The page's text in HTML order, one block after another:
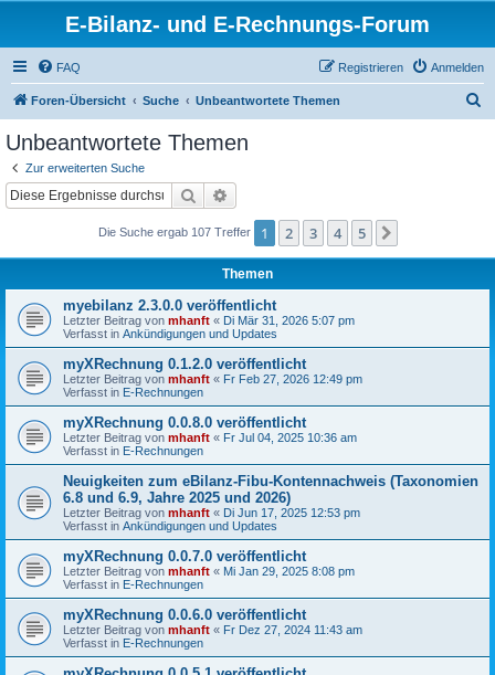
E-Bilanz- und E-Rechnungs-Forum
FAQ Anmelden
Registrieren
Foren-Übersicht Suche Unbeantwortete Themen
Unbeantwortete Themen
Zur erweiterten Suche
Suche
Die Suche ergab 107 Treffer 1 2 3 4 5
Themen
myebilanz 2.3.0.0 veröffentlicht
Letzter Beitrag von mhanft « Di Mär 31, 2026 5:07 pm
Verfasst in Ankündigungen und Updates
myXRechnung 0.1.2.0 veröffentlicht
Letzter Beitrag von mhanft « Fr Feb 27, 2026 12:49 pm
Verfasst in E-Rechnungen
myXRechnung 0.0.8.0 veröffentlicht
Letzter Beitrag von mhanft « Fr Jul 04, 2025 10:36 am
Verfasst in E-Rechnungen
Neuigkeiten zum eBilanz-Fibu-Kontennachweis (Taxonomien
6.8 und 6.9, Jahre 2025 und 2026)
Letzter Beitrag von mhanft « Di Jun 17, 2025 12:53 pm
Verfasst in Ankündigungen und Updates
myXRechnung 0.0.7.0 veröffentlicht
Letzter Beitrag von mhanft « Mi Jan 29, 2025 8:08 pm
Verfasst in E-Rechnungen
myXRechnung 0.0.6.0 veröffentlicht
Letzter Beitrag von mhanft « Fr Dez 27, 2024 11:43 am
Verfasst in E-Rechnungen